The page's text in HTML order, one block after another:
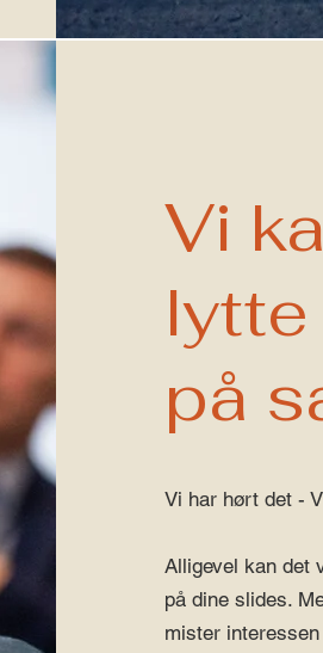
Vi
på
Vi har hørt det -
Alligevel kan det
på dine slides.
mister